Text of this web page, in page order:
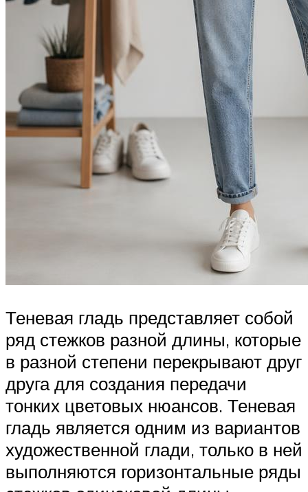
Теневая гладь представляет собой
ряд стежков разной длины, которые
в разной степени перекрывают друг
друга для создания передачи
тонких цветовых нюансов. Теневая
гладь является одним из вариантов
художественной глади, только в ней
выполняются горизонтальные ряды